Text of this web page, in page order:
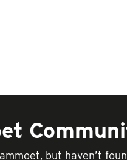
but haven’t